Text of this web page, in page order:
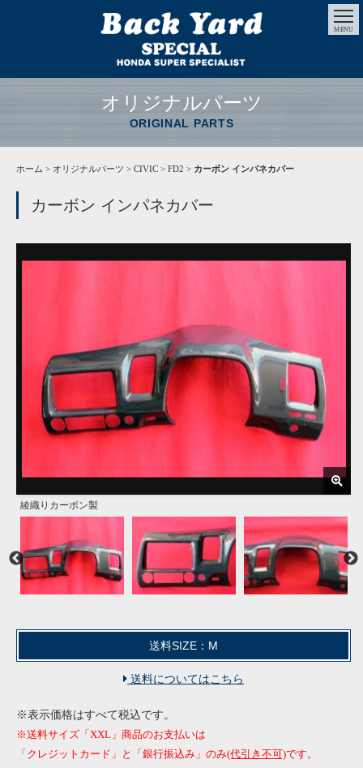
MENU
オリジナルパーツ
ORIGINAL PARTS
ホーム > オリジナルパーツ > CIVIC > FD2 > カーボン インパネカバー
カーボン インパネカバー
綾織りカーボン製
送料SIZE：M
送料についてはこちら
※表示価格はすべて税込です。
※送料サイズ「XXL」商品のお支払いは
「クレジットカード」と「銀行振込み」のみ(代引き不可)です。